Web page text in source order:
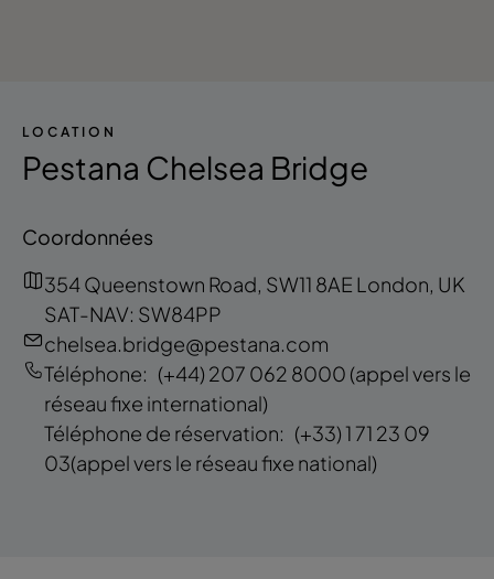
LOCATION
Pestana Chelsea Bridge
Coordonnées
354 Queenstown Road, SW11 8AE London, UK
SAT-NAV: SW84PP
chelsea.bridge@pestana.com
Téléphone: (+44) 207 062 8000 (appel vers le
réseau fixe international)
Téléphone de réservation: (+33) 1 71 23 09
03(appel vers le réseau fixe national)